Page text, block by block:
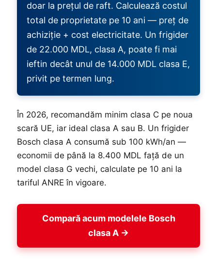
doar la prețul de raft. Calculează costul
total de proprietate pe 10 ani — preț de
achiziție + cost electricitate. Un frigider
de 22.000 MDL, clasa A, poate fi mai
ieftin decât unul de 14.000 MDL clasa E,
privit pe termen lung.
În 2026, recomandăm minim clasa C pe noua
scară UE, iar ideal clasa A sau B. Un frigider
Bosch clasa A consumă sub 100 kWh/an —
economii de până la 8.400 MDL față de un
model clasa G vechi, calculate pe 10 ani la
tariful ANRE în vigoare.
Compară acum modelele Bosch
clasa A →